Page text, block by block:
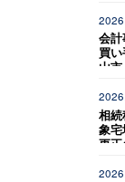
を希
会計
買
山
市な
し
相
象
更正